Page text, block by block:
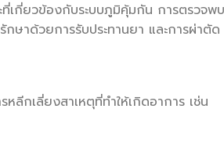
ที่เกี่ยวข้องกับระบบภูมิคุ้มกัน การตรวจพ
ษาด้วยการรับประทานยา และการผ่าตัด
ลีกเลี่ยงสาเหตุที่ทำให้เกิดอาการ เช่น